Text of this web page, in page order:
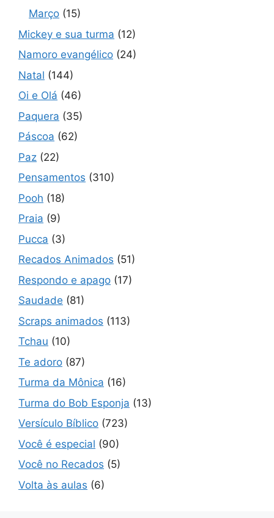
Março (15)
Mickey e sua turma (12)
Namoro evangélico (24)
Natal (144)
Oi e Olá (46)
Paquera (35)
Páscoa (62)
Paz (22)
Pensamentos (310)
Pooh (18)
Praia (9)
Pucca (3)
Recados Animados (51)
Respondo e apago (17)
Saudade (81)
Scraps animados (113)
Tchau (10)
Te adoro (87)
Turma da Mônica (16)
Turma do Bob Esponja (13)
Versículo Bíblico (723)
Você é especial (90)
Você no Recados (5)
Volta às aulas (6)